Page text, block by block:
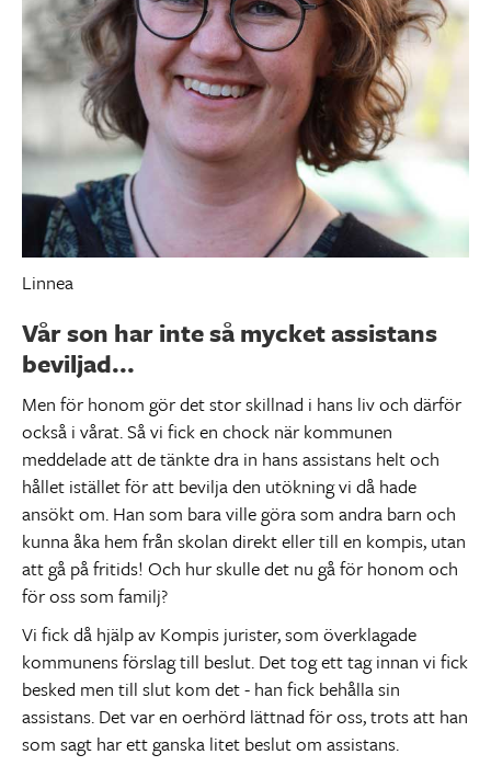
Linnea
Vår son har inte så mycket assistans
beviljad...
Men för honom gör det stor skillnad i hans liv och därför
också i vårat. Så vi fick en chock när kommunen
meddelade att de tänkte dra in hans assistans helt och
hållet istället för att bevilja den utökning vi då hade
ansökt om. Han som bara ville göra som andra barn och
kunna åka hem från skolan direkt eller till en kompis, utan
att gå på fritids! Och hur skulle det nu gå för honom och
för oss som familj?
Vi fick då hjälp av Kompis jurister, som överklagade
kommunens förslag till beslut. Det tog ett tag innan vi fick
besked men till slut kom det - han fick behålla sin
assistans. Det var en oerhörd lättnad för oss, trots att han
som sagt har ett ganska litet beslut om assistans.